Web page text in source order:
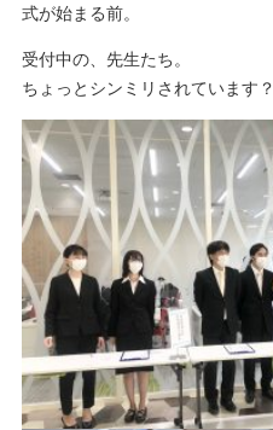
式が始まる前。
受付中の、先生たち。
ちょっとシンミリされています？